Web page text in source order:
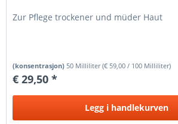
Zur Pflege trockener und müder Haut
(konsentrasjon) 50 Milliliter(€ 59,00 / 100 Milliliter)
€ 29,50 *
Legg i handlekurven